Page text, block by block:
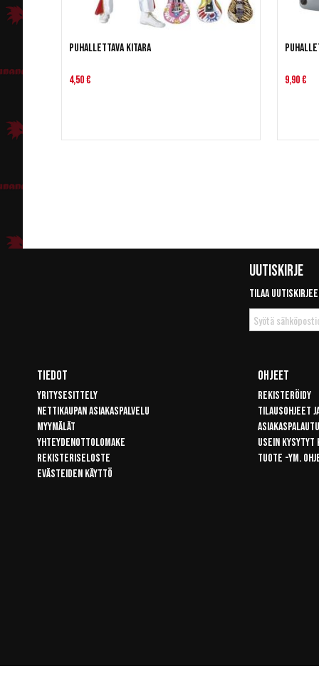
Puhallettava kitara
4,50 € 9,90 €
Uutiskirje
Tilaa
Tilaa
uutiskirje
Tiedot
Yritysesittely
Nettikaupan asiakaspalvelu
Myymälät
Yhteydenottolomake
Rekisteriseloste
Evästeiden käyttö
Ohjeet
Rekisteröidy
Tilausohjeet
Usein kysytyt
Tuote -ym.